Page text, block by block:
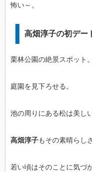
怖い～。
高畑淳子の初デー
栗林公園の絶景スポット。
庭園を見下ろせる。
池の周りにある松は美しい
高畑淳子もその素晴らし
若い頃はそのことに気づ